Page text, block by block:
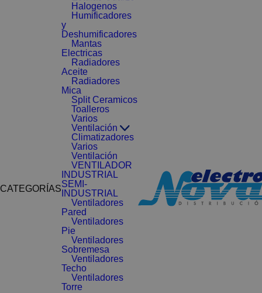
CATEGORÍAS
Halogenos
Humificadores
y
Deshumificadores
Mantas
Electricas
Radiadores
Aceite
Radiadores
Mica
Split Ceramicos
Toalleros
Varios
Ventilación
Climatizadores
Varios
Ventilación
VENTILADOR
INDUSTRIAL
SEMI-
INDUSTRIAL
Ventiladores
Pared
Ventiladores
Pie
Ventiladores
Sobremesa
Ventiladores
Techo
Ventiladores
Torre